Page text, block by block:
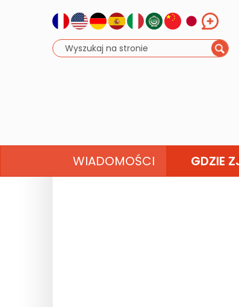
WIADOMOŚCI GDZIE